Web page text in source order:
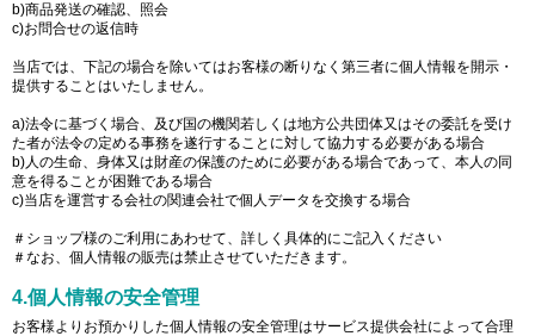
b)商品発送の確認、照会
c)お問合せの返信時
当店では、下記の場合を除いてはお客様の断りなく第三者に個人情報を開示・
提供することはいたしません。
a)法令に基づく場合、及び国の機関若しくは地方公共団体又はその委託を受け
た者が法令の定める事務を遂行することに対して協力する必要がある場合
b)人の生命、身体又は財産の保護のために必要がある場合であって、本人の同
意を得ることが困難である場合
c)当店を運営する会社の関連会社で個人データを交換する場合
＃ショップ様のご利用にあわせて、詳しく具体的にご記入ください
＃なお、個人情報の販売は禁止させていただきます。
4.個人情報の安全管理
お客様よりお預かりした個人情報の安全管理はサービス提供会社によって合理